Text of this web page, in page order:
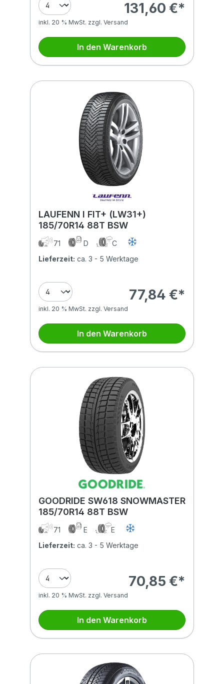
131,60 €*
inkl. 20 % MwSt. zzgl. Versand
In den Warenkorb
LAUFENN I FIT+ (LW31+)
185/70R14 88T BSW
71 D
C
Lieferzeit: ca. 3 - 5 Werktage
77,84 €*
inkl. 20 % MwSt. zzgl. Versand
In den Warenkorb
GOODRIDE SW618 SNOWMASTER
185/70R14 88T BSW
71 E
E
Lieferzeit: ca. 3 - 5 Werktage
70,85 €*
inkl. 20 % MwSt. zzgl. Versand
In den Warenkorb